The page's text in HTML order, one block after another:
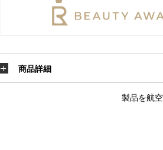
商品詳細
製品を航